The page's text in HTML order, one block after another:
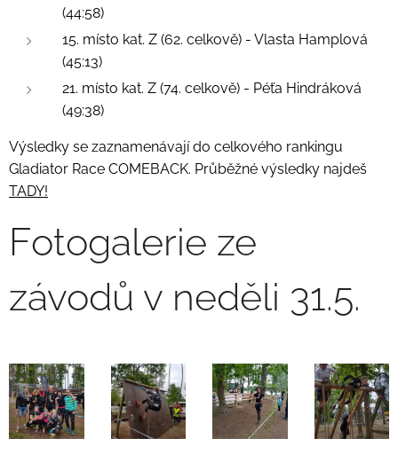
(44:58)
15. místo kat. Z (62. celkově) - Vlasta Hamplová
(45:13)
21. místo kat. Z (74. celkově) - Péťa Hindráková
(49:38)
Výsledky se zaznamenávají do celkového rankingu
Gladiator Race COMEBACK. Průběžné výsledky najdeš
TADY!
Fotogalerie ze
závodů v neděli 31.5.